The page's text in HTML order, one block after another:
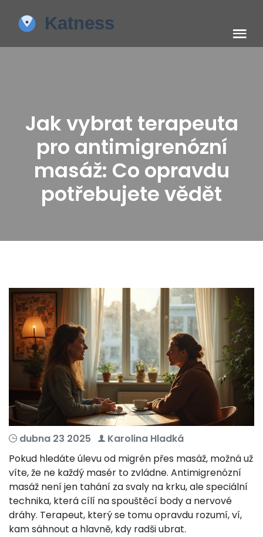
Jak vybrat terapeuta
pro antimigrenózní
masáž: Co opravdu
potřebujete vědět
dubna 23 2025
Karolina Hladká
Pokud hledáte úlevu od migrén přes masáž, možná už
víte, že ne každý masér to zvládne. Antimigrenózní
masáž není jen tahání za svaly na krku, ale speciální
technika, která cílí na spouštěcí body a nervové
dráhy. Terapeut, který se tomu opravdu rozumí, ví,
kam sáhnout a hlavně, kdy radši ubrat.